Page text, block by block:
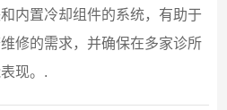
内置冷却组件的系统，有助于
修的需求，并确保在多家诊所
现。.